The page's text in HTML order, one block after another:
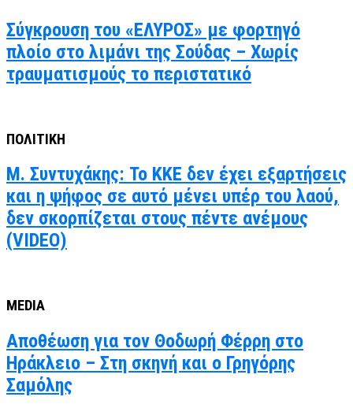
Σύγκρουση του «ΕΛΥΡΟΣ» με φορτηγό
πλοίο στο λιμάνι της Σούδας – Χωρίς
τραυματισμούς το περιστατικό
ΠΟΛΙΤΙΚΗ
Μ. Συντυχάκης: Το ΚΚΕ δεν έχει εξαρτήσεις
και η ψήφος σε αυτό μένει υπέρ του λαού,
δεν σκορπίζεται στους πέντε ανέμους
(VIDEO)
MEDIA
Αποθέωση για τον Θοδωρή Φέρρη στο
Ηράκλειο – Στη σκηνή και ο Γρηγόρης
Σαμόλης